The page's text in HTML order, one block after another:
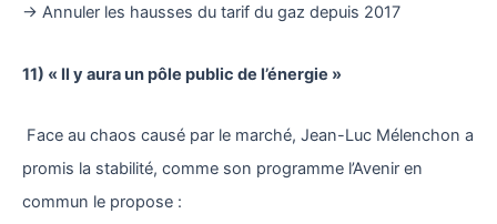
→ Annuler les hausses du tarif du gaz depuis 2017
11) « Il y aura un pôle public de l’énergie »
Face au chaos causé par le marché, Jean-Luc Mélenchon a
promis la stabilité, comme son programme l’Avenir en
commun le propose :